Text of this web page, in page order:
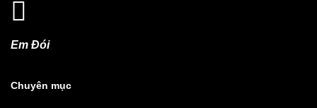
Em Đói
Chuyên mục